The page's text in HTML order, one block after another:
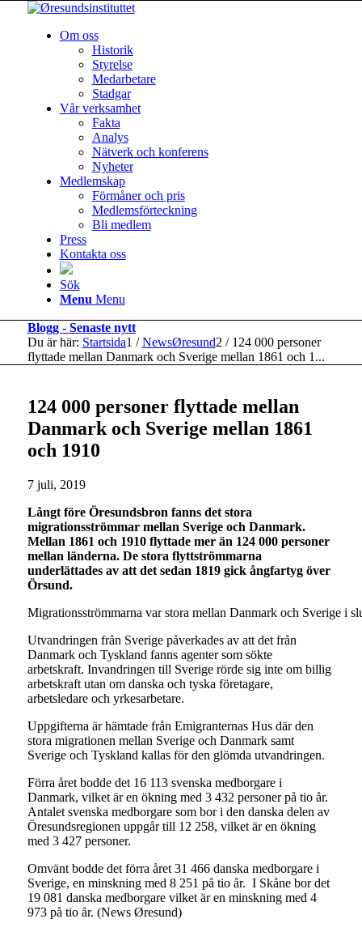
Om oss
Historik
Styrelse
Medarbetare
Stadgar
Vår verksamhet
Fakta
Analys
Nätverk och konferens
Nyheter
Medlemskap
Förmåner och pris
Medlemsförteckning
Bli medlem
Press
Kontakta oss
Sök
Menu Menu
Blogg - Senaste nytt
Du är här: Startsida1 / NewsØresund2 / 124 000 personer
flyttade mellan Danmark och Sverige mellan 1861 och 1...
124 000 personer flyttade mellan
Danmark och Sverige mellan 1861
och 1910
7 juli, 2019
Långt före Öresundsbron fanns det stora
migrationsströmmar mellan Sverige och Danmark.
Mellan 1861 och 1910 flyttade mer än 124 000 personer
mellan länderna. De stora flyttströmmarna
underlättades av att det sedan 1819 gick ångfartyg över
Örsund.
Migrationsströmmarna var stora mellan Danmark och Sverige i
Utvandringen från Sverige påverkades av att det från
Danmark och Tyskland fanns agenter som sökte
arbetskraft. Invandringen till Sverige rörde sig inte om billig
arbetskraft utan om danska och tyska företagare,
arbetsledare och yrkesarbetare.
Uppgifterna är hämtade från Emigranternas Hus där den
stora migrationen mellan Sverige och Danmark samt
Sverige och Tyskland kallas för den glömda utvandringen.
Förra året bodde det 16 113 svenska medborgare i
Danmark, vilket är en ökning med 3 432 personer på tio år.
Antalet svenska medborgare som bor i den danska delen av
Öresundsregionen uppgår till 12 258, vilket är en ökning
med 3 427 personer.
Omvänt bodde det förra året 31 466 danska medborgare i
Sverige, en minskning med 8 251 på tio år. I Skåne bor det
19 081 danska medborgare vilket är en minskning med 4
973 på tio år. (News Øresund)